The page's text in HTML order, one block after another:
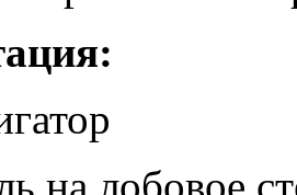
на лобовое